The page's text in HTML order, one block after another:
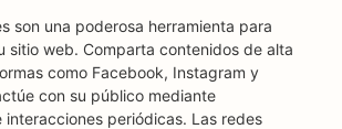
son una poderosa herramienta para
sitio web. Comparta contenidos de alta
como Facebook, Instagram y
con su público mediante
interacciones periódicas. Las redes